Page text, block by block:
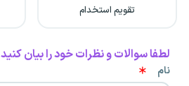
تقویم استخدام
لطفا سوالات و نظرات خود را بیان کنید
نام